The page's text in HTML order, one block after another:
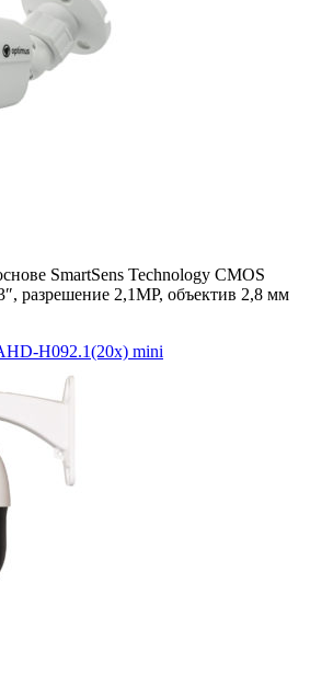
SmartSens Technology CMOS
разрешение 2,1MP, объектив 2,8 мм
H092.1(20x) mini